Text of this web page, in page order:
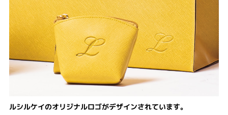
ルシルケイのオリジナルロゴがデザインされています。